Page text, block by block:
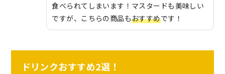
食べられてしまいます！マスタードも美味しい
ですが、こちらの商品もおすすめです！
ドリンクおすすめ2選！